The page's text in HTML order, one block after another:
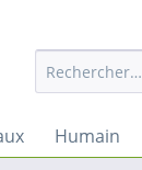
Humain